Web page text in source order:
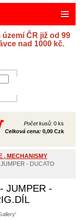
ČR již od 99
nad 1000 kč.
Počet kusů: 0 ks
Celková cena: 0,00 Czk
, MECHANISMY
- DUCATO
JUMPER -